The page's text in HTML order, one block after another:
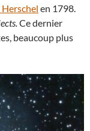
en 1798.
Ce dernier
beaucoup plus